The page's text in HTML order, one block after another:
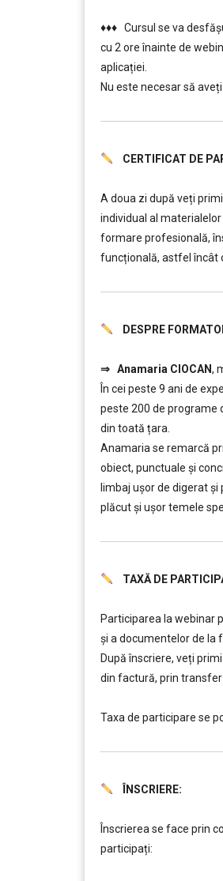
♦♦♦ Cursul se va
cu 2 ore înainte de
aplicației.
Nu este necesar să
CERTIFICAT DE
A doua zi după veți
individual al
formare profesională,
funcțională, astfel încât
DESPRE
⇒ Anamaria CIOCAN,
În cei peste 9 ani de
peste 200 de programe
din toată țara.
Anamaria se remarcă
obiect, punctuale și
limbaj ușor de digerat
plăcut și ușor temele
TAXĂ DE
Participarea la webinar
și a documentelor de la
După înscriere, veți
din factură, prin transfer
Taxa de participare se
ÎNSCRIERE:
Înscrierea se face prin
participați: